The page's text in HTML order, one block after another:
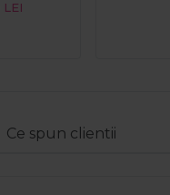
Ce spun clientii